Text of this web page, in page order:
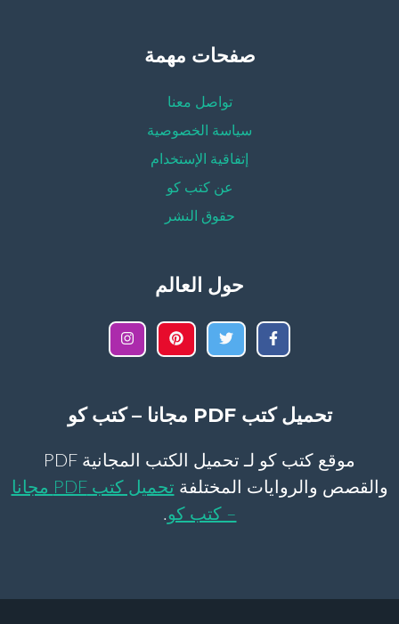
صفحات مهمة
تواصل معنا
سياسة الخصوصية
إتفاقية الإستخدام
عن كتب كو
حقوق النشر
حول العالم
تحميل كتب PDF مجانا – كتب كو
موقع كتب كو لـ تحميل الكتب المجانية PDF
والقصص والروايات المختلفة
تحميل كتب PDF مجانا
– كتب كو.